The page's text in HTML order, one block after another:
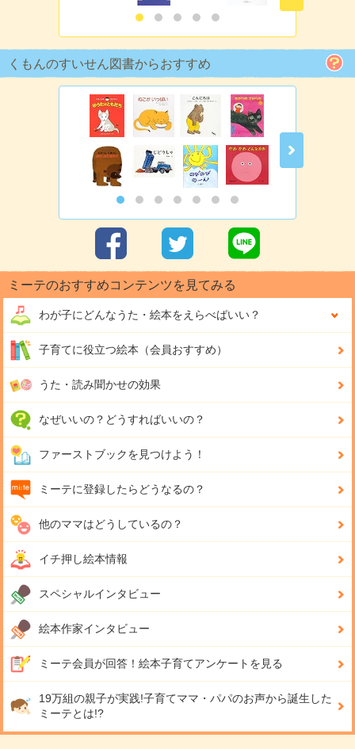
くもんのすいせん図書からおすすめ
ミーテのおすすめコンテンツを見てみる
わが子にどんなうた・絵本をえらべばいい？
子育てに役立つ絵本（会員おすすめ）
うた・読み聞かせの効果
なぜいいの？どうすればいいの？
ファーストブックを見つけよう！
ミーテに登録したらどうなるの？
他のママはどうしているの？
イチ押し絵本情報
スペシャルインタビュー
絵本作家インタビュー
ミーテ会員が回答！ 絵本子育てアンケートを見る
19万組の親子が実践!子育てママ・パパのお声から誕生した
ミーテとは!?